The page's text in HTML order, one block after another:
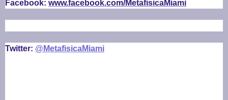
Facebook: www.facebook.com/MetafisicaMiami
Twitter: @MetafisicaMiami